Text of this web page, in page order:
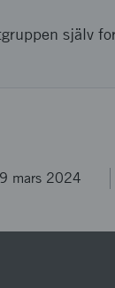
själv
mars 2024